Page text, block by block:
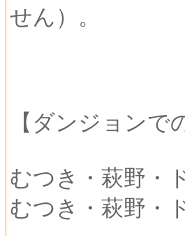
せん）。
【ダンジョン
むつき・萩野・
むつき・萩野・